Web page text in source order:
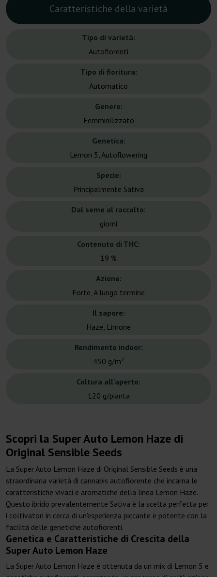
Caratteristiche della varietà
Tipo di varietà:
Autofiorenti
Tipo di fioritura:
Automatico
Genere:
Femminilizzato
Genetica:
Lemon 5, Autoflowering
Specie:
Principalmente Sativa
Dal seme al raccolto:
giorni
Contenuto di THC:
19 %
Azione:
Forte, A lungo termine
Il sapore:
Haze, Limone
Rendimento indoor:
450 g/m²
Coltura all'aperto:
120 g/pianta
Scopri la Super Auto Lemon Haze di
Original Sensible Seeds
La Super Auto Lemon Haze di Original Sensible Seeds è una
straordinaria varietà di cannabis autofiorente che incarna le
caratteristiche vivaci e aromatiche della linea Lemon Haze.
Questo ibrido prevalentemente Sativa è la scelta perfetta per
i coltivatori in cerca di un'esperienza piccante e potente con la
facilità delle genetiche autofiorenti.
Genetica e Caratteristiche di Crescita della
Super Auto Lemon Haze
La Super Auto Lemon Haze è ottenuta da un mix di Lemon 5 e